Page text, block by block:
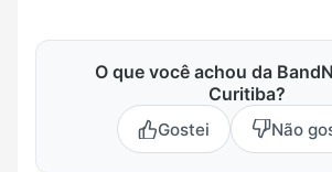
O que você achou da
Curitiba?
Gostei Não